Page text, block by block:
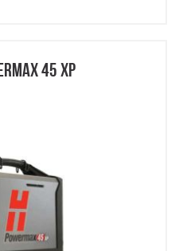
45 XP